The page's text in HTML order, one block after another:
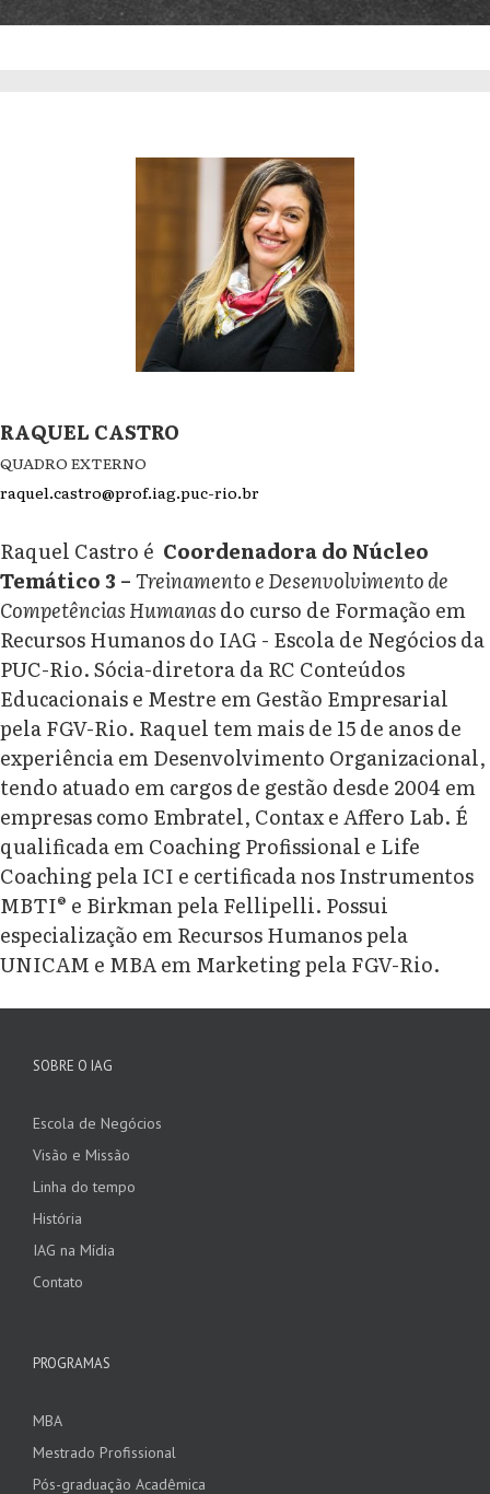
RAQUEL CASTRO
QUADRO EXTERNO
raquel.castro@prof.iag.puc-rio.br
Raquel Castro é Coordenadora do Núcleo
Temático 3 –Treinamento e Desenvolvimento de
Competências Humanasdo curso de Formação em
Recursos Humanos do IAG - Escola de Negócios da
PUC-Rio. Sócia-diretora da RC Conteúdos
Educacionais e Mestre em Gestão Empresarial
pela FGV-Rio. Raquel tem mais de 15 de anos de
experiência em Desenvolvimento Organizacional,
tendo atuado em cargos de gestão desde 2004 em
empresas como Embratel, Contax e Affero Lab. É
qualificada em Coaching Profissional e Life
Coaching pela ICI e certificada nos Instrumentos
MBTI® e Birkman pela Fellipelli. Possui
especialização em Recursos Humanos pela
UNICAM e MBA em Marketing pela FGV-Rio.
SOBRE O IAG
Escola de Negócios
Visão e Missão
Linha do tempo
História
IAG na Mídia
Contato
PROGRAMAS
MBA
Mestrado Profissional
Pós-graduação Acadêmica